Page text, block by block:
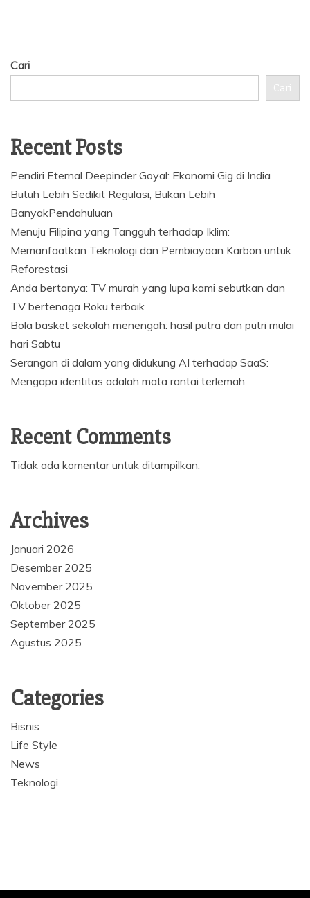
Cari
Cari
Recent Posts
Pendiri Eternal Deepinder Goyal: Ekonomi Gig di India
Butuh Lebih Sedikit Regulasi, Bukan Lebih
BanyakPendahuluan
Menuju Filipina yang Tangguh terhadap Iklim:
Memanfaatkan Teknologi dan Pembiayaan Karbon untuk
Reforestasi
Anda bertanya: TV murah yang lupa kami sebutkan dan
TV bertenaga Roku terbaik
Bola basket sekolah menengah: hasil putra dan putri mulai
hari Sabtu
Serangan di dalam yang didukung AI terhadap SaaS:
Mengapa identitas adalah mata rantai terlemah
Recent Comments
Tidak ada komentar untuk ditampilkan.
Archives
Januari 2026
Desember 2025
November 2025
Oktober 2025
September 2025
Agustus 2025
Categories
Bisnis
Life Style
News
Teknologi